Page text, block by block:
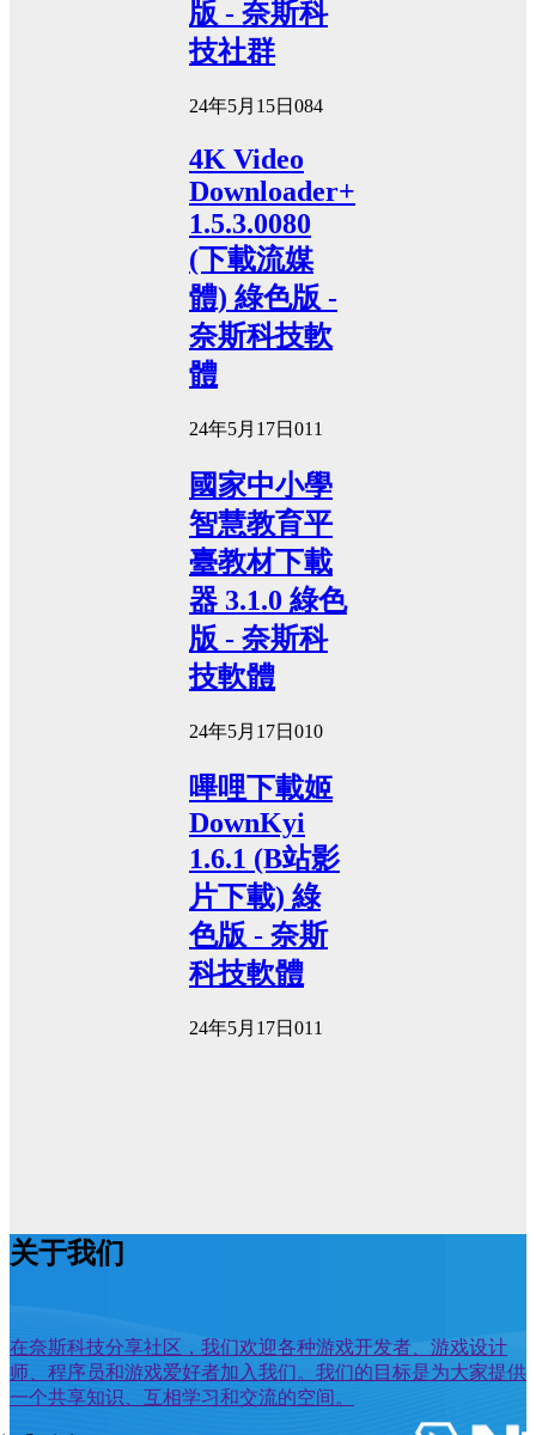
版 - 奈斯科
技社群
24年5月15日 084
4K Video
Downloader+
1.5.3.0080
(下載流媒
體) 綠色版 -
奈斯科技軟
體
24年5月17日 011
國家中小學
智慧教育平
臺教材下載
器 3.1.0 綠色
版 - 奈斯科
技軟體
24年5月17日 010
嗶哩下載姬
DownKyi
1.6.1 (B站影
片下載) 綠
色版 - 奈斯
科技軟體
24年5月17日 011
关于我们
在奈斯科技分享社区，我们欢迎各种游戏开发者、游戏设计
师、程序员和游戏爱好者加入我们。我们的目标是为大家提供
一个共享知识、互相学习和交流的空间。